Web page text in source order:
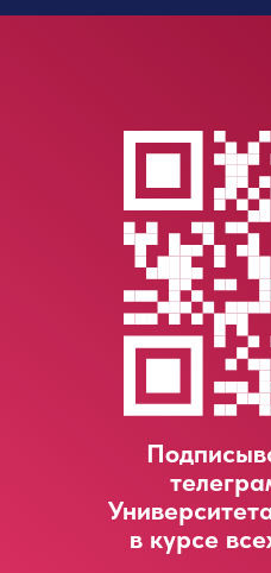
в курсе